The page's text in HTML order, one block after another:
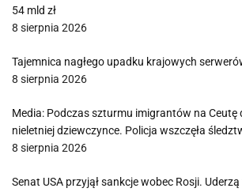
54 mld zł
8 sierpnia 2026
Tajemnica nagłego upadku krajowych
8 sierpnia 2026
Media: Podczas szturmu imigrantów na Ceutę
nieletniej dziewczynce. Policja wszczęła
8 sierpnia 2026
Senat USA przyjął sankcje wobec Rosji.